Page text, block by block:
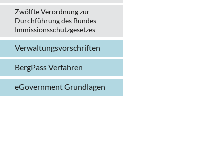
Zwölfte Verordnung zur
Durchführung des Bundes-
Immissionsschutzgesetzes
Verwaltungs­vorschriften
BergPass Verfahren
eGovernment Grundlagen